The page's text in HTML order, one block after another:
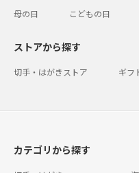
母の日 こどもの日
ストアから探す
切手・はがきストア ギフ
カテゴリから探す